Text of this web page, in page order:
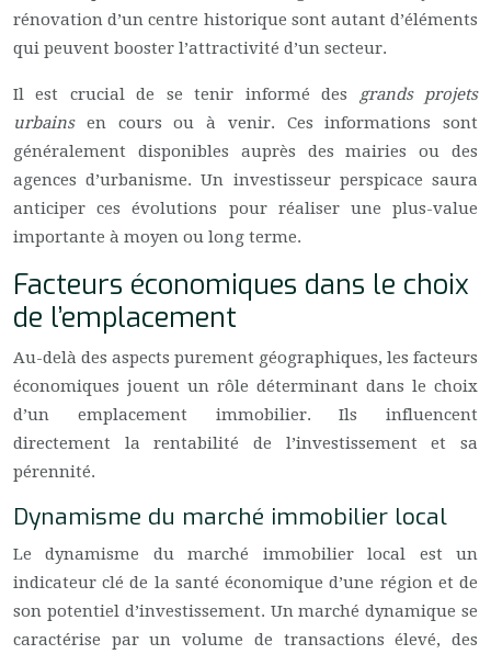
rénovation d’un centre historique sont autant d’éléments
qui peuvent booster l’attractivité d’un secteur.
Il est crucial de se tenir informé des grands projets
urbains en cours ou à venir. Ces informations sont
généralement disponibles auprès des mairies ou des
agences d’urbanisme. Un investisseur perspicace saura
anticiper ces évolutions pour réaliser une plus-value
importante à moyen ou long terme.
Facteurs économiques dans le choix
de l’emplacement
Au-delà des aspects purement géographiques, les facteurs
économiques jouent un rôle déterminant dans le choix
d’un emplacement immobilier. Ils influencent
directement la rentabilité de l’investissement et sa
pérennité.
Dynamisme du marché immobilier local
Le dynamisme du marché immobilier local est un
indicateur clé de la santé économique d’une région et de
son potentiel d’investissement. Un marché dynamique se
caractérise par un volume de transactions élevé, des